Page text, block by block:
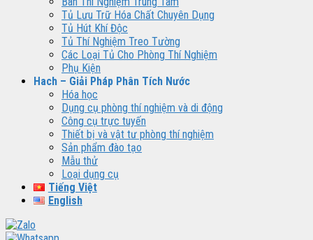
Tủ Lưu Trữ Hóa Chất Chuyên Dụng
Tủ Hút Khí Độc
Tủ Thí Nghiệm Treo Tường
Các Loại Tủ Cho Phòng Thí Nghiệm
Phụ Kiện
Hach – Giải Pháp Phân Tích Nước
Hóa học
Dụng cụ phòng thí nghiệm và di động
Công cụ trực tuyến
Thiết bị và vật tư phòng thí nghiệm
Sản phẩm đào tạo
Mẫu thử
Loại dụng cụ
Tiếng Việt
English